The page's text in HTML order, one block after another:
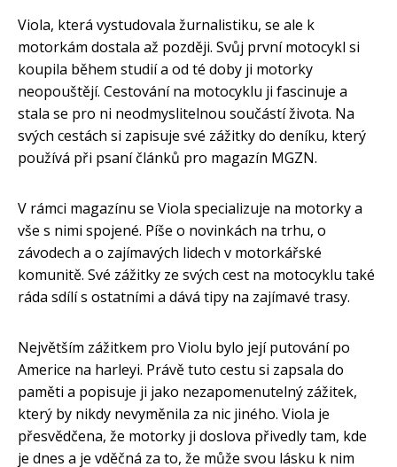
Viola, která vystudovala žurnalistiku, se ale k
motorkám dostala až později. Svůj první motocykl si
koupila během studií a od té doby ji motorky
neopouštějí. Cestování na motocyklu ji fascinuje a
stala se pro ni neodmyslitelnou součástí života. Na
svých cestách si zapisuje své zážitky do deníku, který
používá při psaní článků pro magazín MGZN.
V rámci magazínu se Viola specializuje na motorky a
vše s nimi spojené. Píše o novinkách na trhu, o
závodech a o zajímavých lidech v motorkářské
komunitě. Své zážitky ze svých cest na motocyklu také
ráda sdílí s ostatními a dává tipy na zajímavé trasy.
Největším zážitkem pro Violu bylo její putování po
Americe na harleyi. Právě tuto cestu si zapsala do
paměti a popisuje ji jako nezapomenutelný zážitek,
který by nikdy nevyměnila za nic jiného. Viola je
přesvědčena, že motorky ji doslova přivedly tam, kde
je dnes a je vděčná za to, že může svou lásku k nim